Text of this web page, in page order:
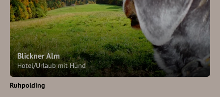
Blickner Alm
Hotel/Urlaub mit Hund
Ruhpolding